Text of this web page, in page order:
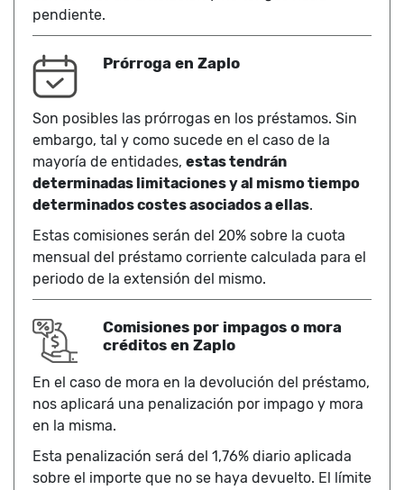
pendiente.
Prórroga en Zaplo
Son posibles las prórrogas en los préstamos. Sin
embargo, tal y como sucede en el caso de la
mayoría de entidades, estas tendrán
determinadas limitaciones y al mismo tiempo
determinados costes asociados a ellas.
Estas comisiones serán del 20% sobre la cuota
mensual del préstamo corriente calculada para el
periodo de la extensión del mismo.
Comisiones por impagos o mora
créditos en Zaplo
En el caso de mora en la devolución del préstamo,
nos aplicará una penalización por impago y mora
en la misma.
Esta penalización será del 1,76% diario aplicada
sobre el importe que no se haya devuelto. El límite